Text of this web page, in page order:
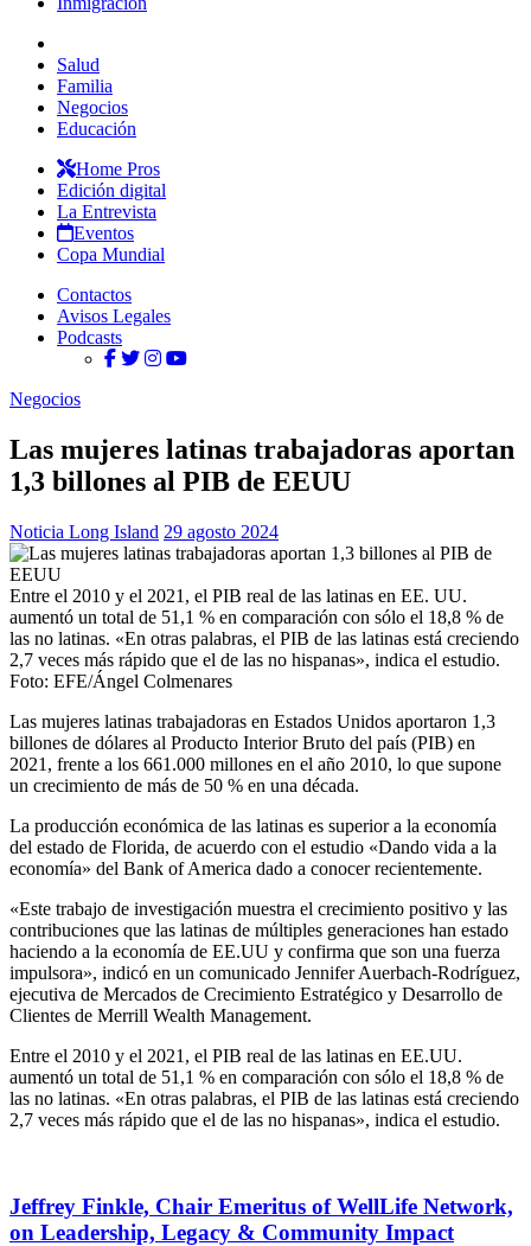
Salud
Familia
Negocios
Educación
Home Pros
Edición digital
La Entrevista
Eventos
Copa Mundial
Contactos
Avisos Legales
Podcasts
Negocios
Las mujeres latinas trabajadoras aportan
1,3 billones al PIB de EEUU
Noticia Long Island 29 agosto 2024
Entre el 2010 y el 2021, el PIB real de las latinas en EE. UU.
aumentó un total de 51,1 % en comparación con sólo el 18,8 % de
las no latinas. «En otras palabras, el PIB de las latinas está creciendo
2,7 veces más rápido que el de las no hispanas», indica el estudio.
Foto: EFE/Ángel Colmenares
Las mujeres latinas trabajadoras en Estados Unidos aportaron 1,3
billones de dólares al Producto Interior Bruto del país (PIB) en
2021, frente a los 661.000 millones en el año 2010, lo que supone
un crecimiento de más de 50 % en una década.
La producción económica de las latinas es superior a la economía
del estado de Florida, de acuerdo con el estudio «Dando vida a la
economía» del Bank of America dado a conocer recientemente.
«Este trabajo de investigación muestra el crecimiento positivo y las
contribuciones que las latinas de múltiples generaciones han estado
haciendo a la economía de EE.UU y confirma que son una fuerza
impulsora», indicó en un comunicado Jennifer Auerbach-Rodríguez,
ejecutiva de Mercados de Crecimiento Estratégico y Desarrollo de
Clientes de Merrill Wealth Management.
Entre el 2010 y el 2021, el PIB real de las latinas en EE.UU.
aumentó un total de 51,1 % en comparación con sólo el 18,8 % de
las no latinas. «En otras palabras, el PIB de las latinas está creciendo
2,7 veces más rápido que el de las no hispanas», indica el estudio.
Jeffrey Finkle, Chair Emeritus of WellLife Network,
on Leadership, Legacy & Community Impact